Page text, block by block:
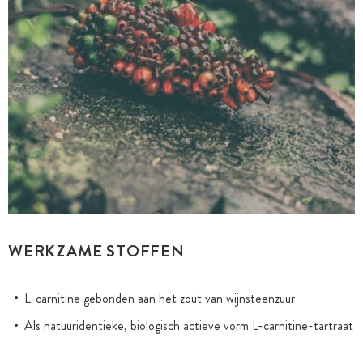
WERKZAME STOFFEN
L-carnitine gebonden aan het zout van wijnsteenzuur
Als natuuridentieke, biologisch actieve vorm L-carnitine-tartraat